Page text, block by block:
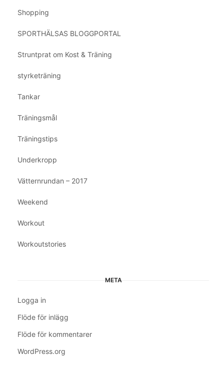
Shopping
SPORTHÄLSAS BLOGGPORTAL
Struntprat om Kost & Träning
styrketräning
Tankar
Träningsmål
Träningstips
Underkropp
Vätternrundan – 2017
Weekend
Workout
Workoutstories
META
Logga in
Flöde för inlägg
Flöde för kommentarer
WordPress.org